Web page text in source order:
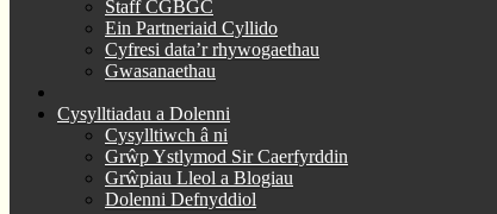
Staff CGBGC
Ein Partneriaid Cyllido
Cyfresi data’r rhywogaethau
Gwasanaethau
Cysylltiadau a Dolenni
Cysylltiwch â ni
Grŵp Ystlymod Sir Caerfyrddin
Grŵpiau Lleol a Blogiau
Dolenni Defnyddiol